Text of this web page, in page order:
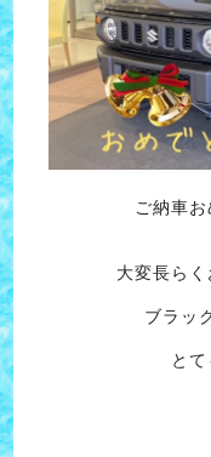
ご納車
大変長ら
ブラッ
と